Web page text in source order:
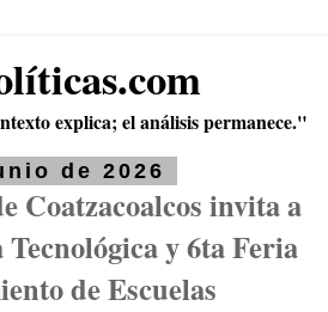
explica; el análisis permanece."
de 2026
Coatzacoalcos invita a
y 6ta Feria
de Escuelas